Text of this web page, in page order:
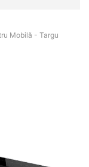
Mobilă - Targu